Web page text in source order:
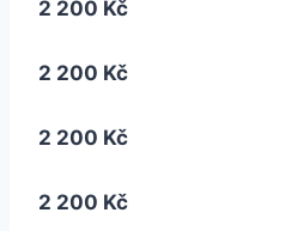
2 200 Kč
2 200 Kč
2 200 Kč
2 200 Kč